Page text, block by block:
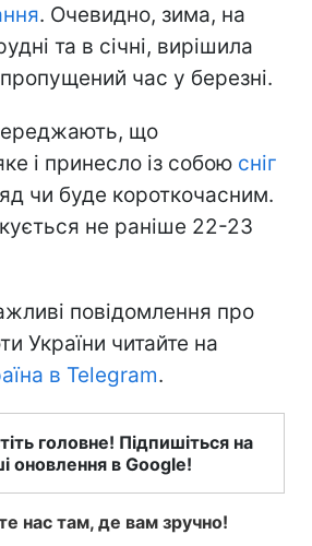
. Очевидно, зима, на
та в січні, вирішила
пропущений час у березні.
що
і принесло із собою сніг
чи буде короткочасним.
не раніше 22-23
повідомлення про
України читайте на
в Telegram.
головне! Підпишіться на
оновлення в Google!
нас там, де вам зручно!